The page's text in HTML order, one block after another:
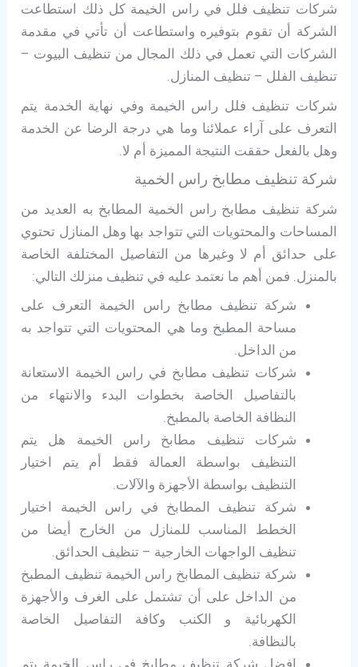
شركات تنظيف فلل في راس الخيمة كل ذلك استطاعت
الشركة أن تقوم بتوفيره واستطاعت أن تأتي في مقدمة
الشركات التي تعمل في ذلك المجال من تنظيف البيوت –
تنظيف الفلل – تنظيف المنازل.
شركات تنظيف فلل راس الخيمة وفي نهاية الخدمة يتم
التعرف على آراء عملائنا وما هي درجة الرضا عن الخدمة
وهل بالفعل حققت النتيجة المميزة أم لا.
شركة تنظيف مطابخ راس الخمية
شركة تنظيف مطابخ راس الخمية المطابخ به العديد من
المساحات والمحتويات التي تتواجد بها وهل المنازل تحتوي
على حدائق أم لا وغيرها من التفاصيل المختلفة الخاصة
بالمنزل. فمن أهم ما نعتمد عليه في تنظيف منزلك التالي:
شركة تنظيف مطابخ راس الخيمة التعرف على
مساحة المطبخ وما هي المحتويات التي تتواجد به
من الداخل.
شركات تنظيف مطابخ في راس الخيمة الاستعانة
بالتفاصيل الخاصة بخطوات البدء والانتهاء من
النظافة الخاصة بالمطبخ.
شركات تنظيف مطابخ راس الخيمة هل يتم
التنظيف بواسطة العمالة فقط أم يتم اختيار
التنظيف بواسطة الأجهزة والآلات.
شركة تنظيف المطابخ في راس الخيمة اختيار
الخطط المناسب للمنازل من الخارج أيضا من
تنظيف الواجهات الخارجية – تنظيف الحدائق.
شركة تنظيف المطابخ راس الخيمة تنظيف المطبخ
من الداخل على أن تشتمل على الغرف والأجهزة
الكهربائية و الكنب وكافة التفاصيل الخاصة
بالنظافة.